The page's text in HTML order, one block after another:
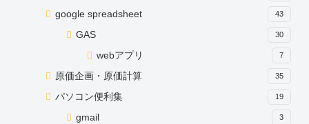
google spreadsheet 43
GAS 30
webアプリ 7
原価企画・原価計算 35
パソコン便利集 19
gmail 3